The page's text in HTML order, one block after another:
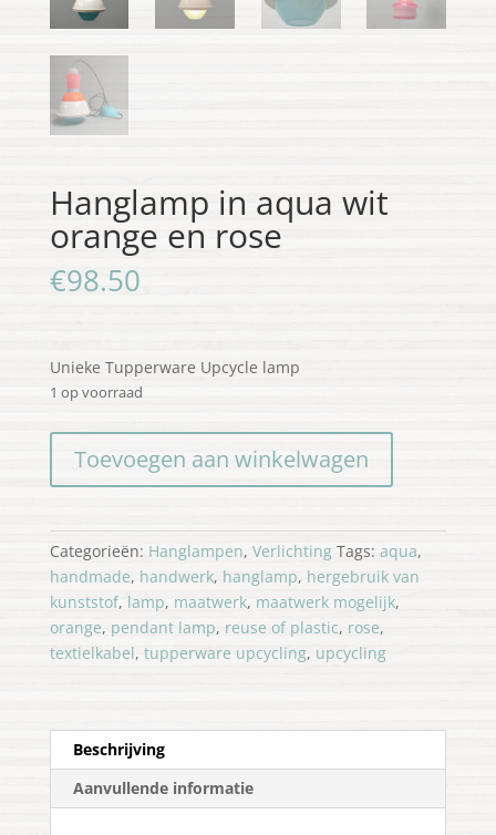
Hanglamp in aqua wit
orange en rose
€98.50
Unieke Tupperware Upcycle lamp
1 op voorraad
orange
en
rose
aantal
Toevoegen aan winkelwagen
Categorieën: Hanglampen, Verlichting Tags: aqua,
handmade, handwerk, hanglamp, hergebruik van
kunststof, lamp, maatwerk, maatwerk mogelijk,
orange, pendant lamp, reuse of plastic, rose,
textielkabel, tupperware upcycling, upcycling
Beschrijving
Aanvullende informatie